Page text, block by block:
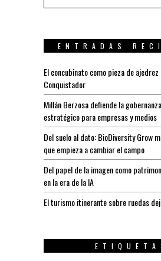
ENTRADAS
El concubinato como pieza de
Conquistador
Millán Berzosa defiende la
estratégico para empresas y medios
Del suelo al dato: BioDiversity Grow
que empieza a cambiar el campo
Del papel de la imagen como
en la era de la IA
El turismo itinerante sobre ruedas